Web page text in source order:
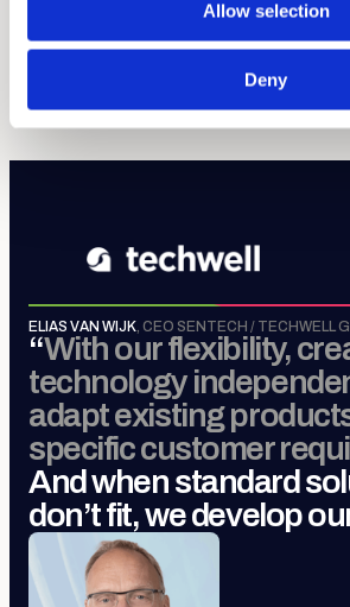
Allow selection
Deny
Sense, Move, Control &
MEER OVER TECHWELL GROUP
ELIAS VAN WIJK, CEO SENTECH / TECHWELL
“With our flexibility,
technology
adapt existing
specific customer
And when standard
don’t fit, we develop